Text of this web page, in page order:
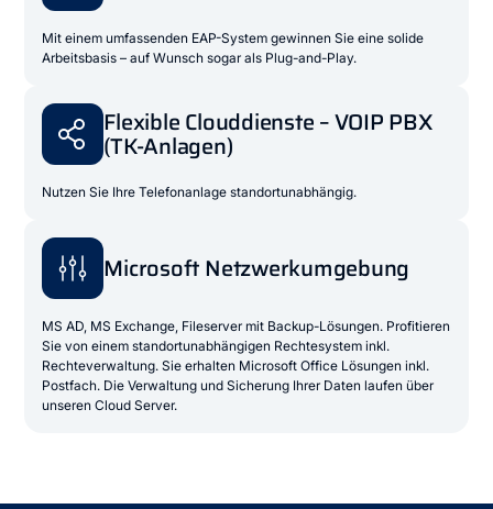
Mit einem umfassenden EAP-System gewinnen Sie eine solide
Arbeitsbasis – auf Wunsch sogar als Plug-and-Play.
Flexible Clouddienste – VOIP PBX
(TK-Anlagen)
Nutzen Sie Ihre Telefonanlage standortunabhängig.
Microsoft Netzwerkumgebung
MS AD, MS Exchange, Fileserver mit Backup-Lösungen. Profitieren
Sie von einem standortunabhängigen Rechtesystem inkl.
Rechteverwaltung. Sie erhalten Microsoft Office Lösungen inkl.
Postfach. Die Verwaltung und Sicherung Ihrer Daten laufen über
unseren Cloud Server.